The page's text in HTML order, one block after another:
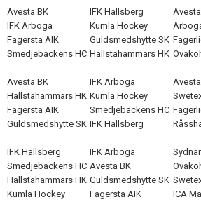
Avesta BK IFK Hallsberg
IFK Arboga Kumla Hockey
Fagersta AIK Guldsmedshytte SK
Smedjebackens HC Hallstahammars HK
Avesta BK IFK Arboga
Hallstahammars HK Kumla Hockey
Fagersta AIK Smedjebackens HC
Guldsmedshytte SK IFK Hallsberg
IFK Hallsberg IFK Arboga
Smedjebackens HC Avesta BK
Hallstahammars HK Guldsmedshytte SK
Kumla Hockey Fagersta AIK ICA